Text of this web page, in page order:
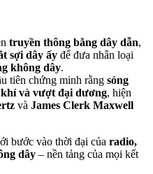
truyền thông bằng dây dẫn,
sợi dây ấy để đưa nhân loại
không dây.
tiên chứng minh rằng sóng
và vượt đại dương, hiện
và James Clerk Maxwell
bước vào thời đại của radio,
dây – nền tảng của mọi kết